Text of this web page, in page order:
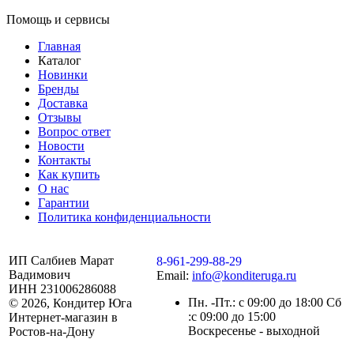
Помощь и сервисы
Главная
Каталог
Новинки
Бренды
Доставка
Отзывы
Вопрос ответ
Новости
Контакты
Как купить
О нас
Гарантии
Политика конфиденциальности
ИП Салбиев Марат
Вадимович
ИНН 231006286088
© 2026, Кондитер Юга
Интернет-магазин в
Ростов-на-Дону
8-961-299-88-29
Email: info@konditeruga.ru
Пн. -Пт.: с 09:00 до 18:00 Сб
:с 09:00 до 15:00
Воскресенье - выходной